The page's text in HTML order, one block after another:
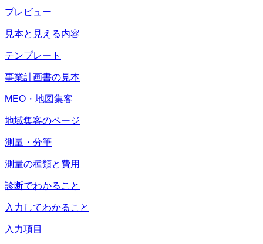
プレビュー
見本と見える内容
テンプレート
事業計画書の見本
MEO・地図集客
地域集客のページ
測量・分筆
測量の種類と費用
診断でわかること
入力してわかること
入力項目